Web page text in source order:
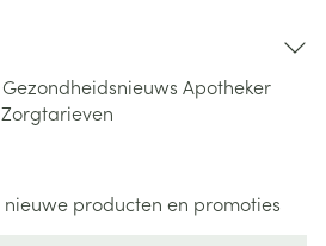
Gezondheidsnieuws Apotheker
Zorgtarieven
producten en promoties